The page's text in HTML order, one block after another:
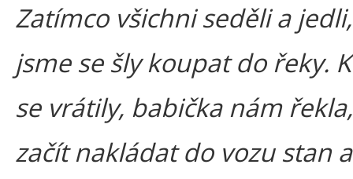
Zatímco všichni seděli a
jsme se šly koupat do řeky.
se vrátily, babička nám
začít nakládat do vozu stan